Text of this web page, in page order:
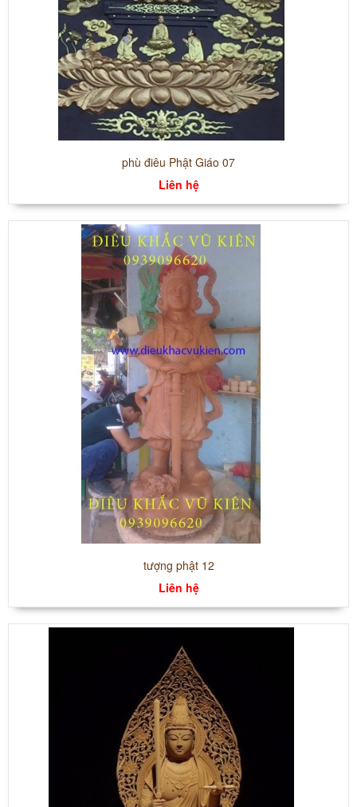
phù điêu Phật Giáo 07
Liên hệ
tượng phật 12
Liên hệ